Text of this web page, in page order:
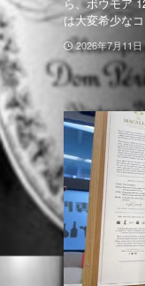
ら、ボウモア
は大変希少な
2026年7月11日